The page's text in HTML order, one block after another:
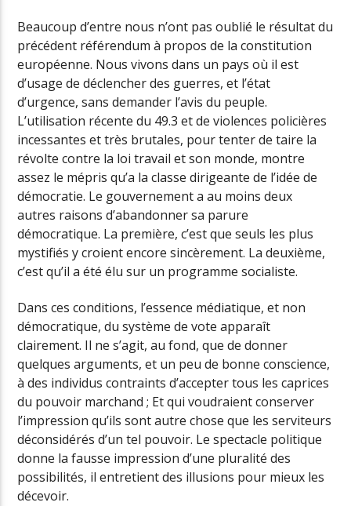
Beaucoup d’entre nous n’ont pas oublié le résultat du
précédent référendum à propos de la constitution
européenne. Nous vivons dans un pays où il est
d’usage de déclencher des guerres, et l’état
d’urgence, sans demander l’avis du peuple.
L’utilisation récente du 49.3 et de violences policières
incessantes et très brutales, pour tenter de taire la
révolte contre la loi travail et son monde, montre
assez le mépris qu’a la classe dirigeante de l’idée de
démocratie. Le gouvernement a au moins deux
autres raisons d’abandonner sa parure
démocratique. La première, c’est que seuls les plus
mystifiés y croient encore sincèrement. La deuxième,
c’est qu’il a été élu sur un programme socialiste.
Dans ces conditions, l’essence médiatique, et non
démocratique, du système de vote apparaît
clairement. Il ne s’agit, au fond, que de donner
quelques arguments, et un peu de bonne conscience,
à des individus contraints d’accepter tous les caprices
du pouvoir marchand ; Et qui voudraient conserver
l’impression qu’ils sont autre chose que les serviteurs
déconsidérés d’un tel pouvoir. Le spectacle politique
donne la fausse impression d’une pluralité des
possibilités, il entretient des illusions pour mieux les
décevoir.